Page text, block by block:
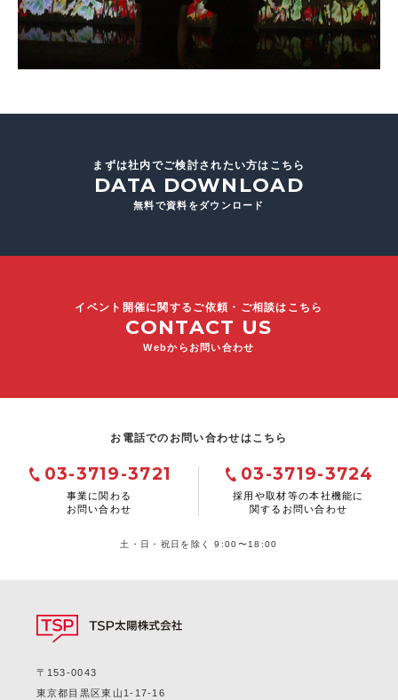
まずは社内でご検討されたい方はこちら
DATA DOWNLOAD
無料で資料をダウンロード
イベント開催に関するご依頼・ご相談はこちら
CONTACT US
Webからお問い合わせ
お電話でのお問い合わせはこちら
03-3719-3721
事業に関わる
お問い合わせ
03-3719-3724
採用や取材等の本社機能に
関するお問い合わせ
土・日・祝日を除く 9:00〜18:00
〒153-0043
東京都目黒区東山1-17-16